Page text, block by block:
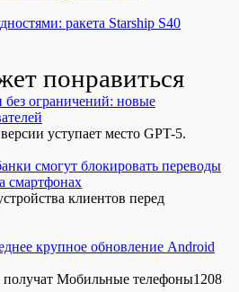
ракета Starship S40
понравиться
без ограничений: новые
уступает место GPT-5.
смогут блокировать переводы
смартфонах
клиентов перед
крупное обновление Android
Мобильные телефоны1208